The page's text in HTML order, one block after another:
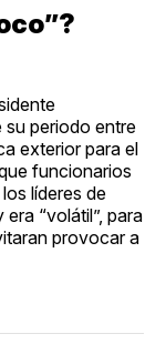
su periodo entre
exterior para el
funcionarios
líderes de
“volátil”, para
provocar a